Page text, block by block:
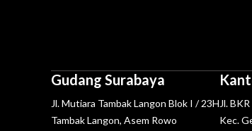
Gudang Surabaya
Jl. Mutiara Tambak Langon Blok I / 23H
Tambak Langon, Asem Rowo
Jl.
Kec.